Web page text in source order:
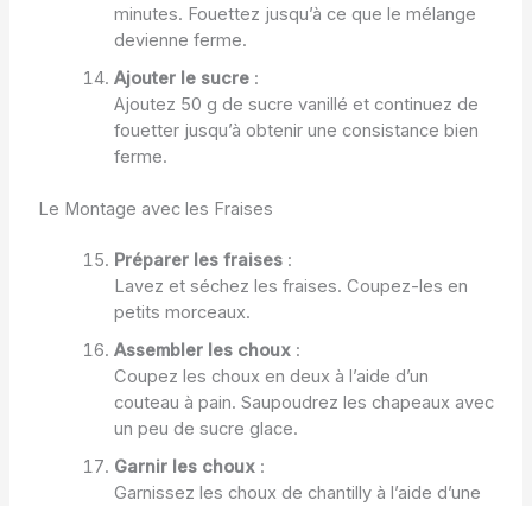
minutes. Fouettez jusqu’à ce que le mélange
devienne ferme.
Ajouter le sucre:
Ajoutez 50 g de sucre vanillé et continuez de
fouetter jusqu’à obtenir une consistance bien
ferme.
Le Montage avec les Fraises
Préparer les fraises:
Lavez et séchez les fraises. Coupez-les en
petits morceaux.
Assembler les choux:
Coupez les choux en deux à l’aide d’un
couteau à pain. Saupoudrez les chapeaux avec
un peu de sucre glace.
Garnir les choux:
Garnissez les choux de chantilly à l’aide d’une